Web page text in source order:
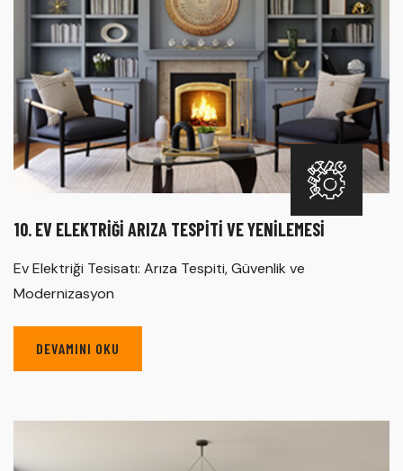
10. EV ELEKTRIĞI ARIZA TESPITI VE YENILEMESI
Ev Elektriği Tesisatı: Arıza Tespiti, Güvenlik ve
Modernizasyon
DEVAMINI OKU